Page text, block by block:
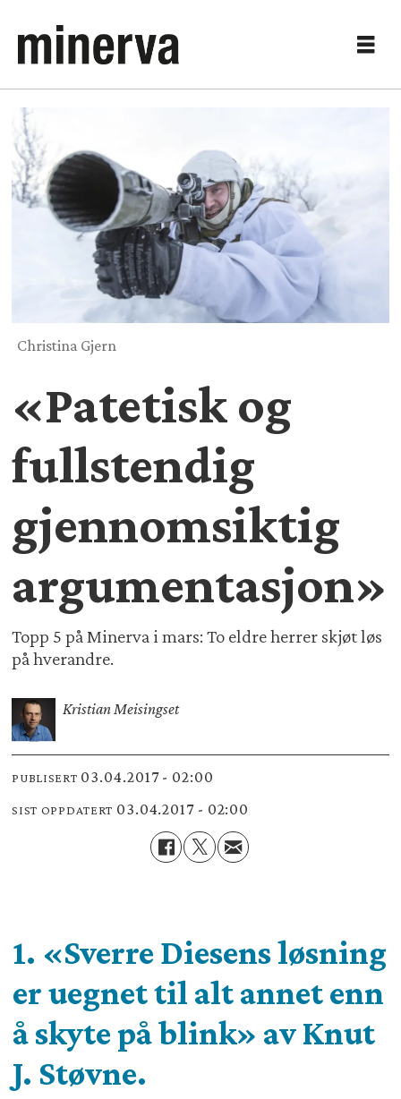
Christina Gjern
«Patetisk og
fullstendig
gjennomsiktig
argumentasjon»
Topp 5 på Minerva i mars: To eldre herrer skjøt løs
på hverandre.
Kristian Meisingset
PUBLISERT 03.04.2017 - 02:00
SIST OPPDATERT 03.04.2017 - 02:00
1. «Sverre Diesens løsning
er uegnet til alt annet enn
å skyte på blink» av Knut
J. Støvne.